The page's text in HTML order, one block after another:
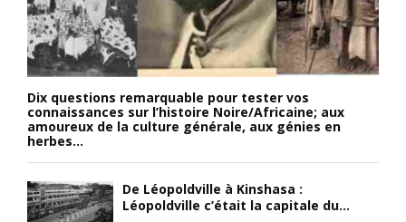
Dix questions remarquable pour tester vos
connaissances sur l’histoire Noire/Africaine; aux
amoureux de la culture générale, aux génies en
herbes...
De Léopoldville à Kinshasa :
Léopoldville c’était la capitale du...